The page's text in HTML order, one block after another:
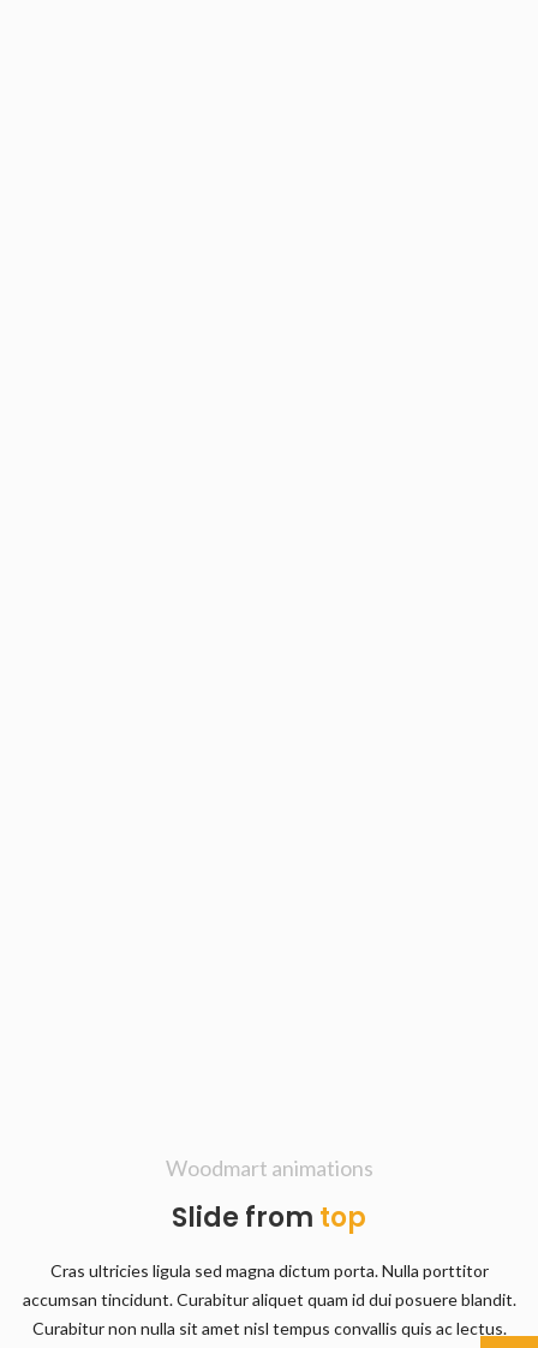
Woodmart animations
Slide from top
Cras ultricies ligula sed magna dictum porta. Nulla porttitor
accumsan tincidunt. Curabitur aliquet quam id dui posuere blandit.
Curabitur non nulla sit amet nisl tempus convallis quis ac lectus.